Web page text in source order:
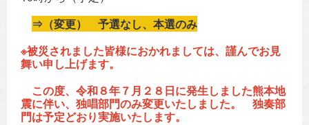
⇒（変更） 予選なし、本選のみ
※被災されました皆様におかれましては、謹んでお見
舞い申し上げます。
この度、令和８年７月２８日に発生しました熊本地
震に伴い、独唱部門のみ変更いたしました。 独奏部
門は予定どおり実施いたします。